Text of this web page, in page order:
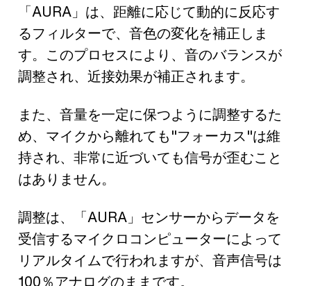
「AURA」は、距離に応じて動的に反応す
るフィルターで、音色の変化を補正しま
す。このプロセスにより、音のバランスが
調整され、近接効果が補正されます。
また、音量を一定に保つように調整するた
め、マイクから離れても"フォーカス"は維
持され、非常に近づいても信号が歪むこと
はありません。
調整は、「AURA」センサーからデータを
受信するマイクロコンピューターによって
リアルタイムで行われますが、音声信号は
100％アナログのままです。